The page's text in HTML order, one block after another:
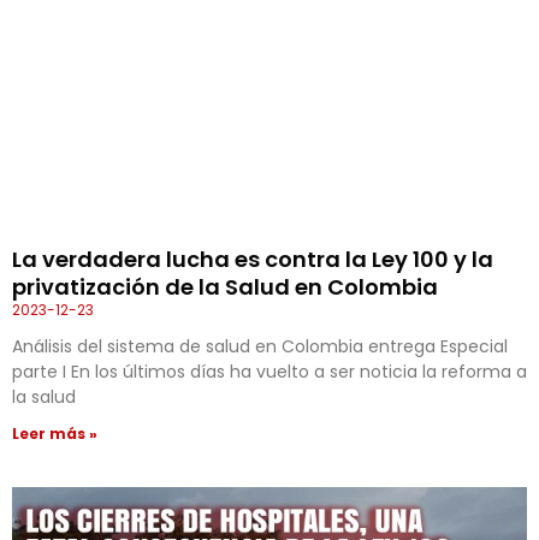
La verdadera lucha es contra la Ley 100 y la
privatización de la Salud en Colombia
2023-12-23
Análisis del sistema de salud en Colombia entrega Especial
parte I En los últimos días ha vuelto a ser noticia la reforma a
la salud
Leer más »